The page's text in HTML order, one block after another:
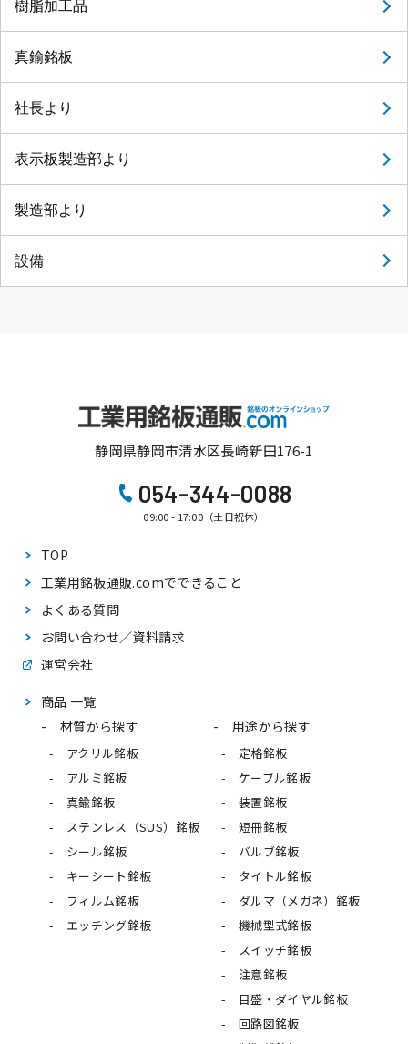
樹脂加工品
真鍮銘板
社長より
表示板製造部より
製造部より
設備
静岡県静岡市清水区長崎新田176-1
054-344-0088
09:00 - 17:00（土日祝休）
TOP
工業用銘板通販.comでできること
よくある質問
お問い合わせ／資料請求
運営会社
商品 一覧
材質から探す
アクリル銘板
アルミ銘板
真鍮銘板
ステンレス（SUS）銘板
シール銘板
キーシート銘板
フィルム銘板
エッチング銘板
用途から探す
定格銘板
ケーブル銘板
装置銘板
短冊銘板
バルブ銘板
タイトル銘板
ダルマ（メガネ）銘板
機械型式銘板
スイッチ銘板
注意銘板
目盛・ダイヤル銘板
回路図銘板